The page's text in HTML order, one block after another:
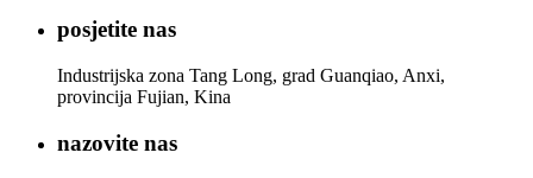
posjetite nas
Industrijska zona Tang Long, grad Guanqiao, Anxi,
provincija Fujian, Kina
nazovite nas